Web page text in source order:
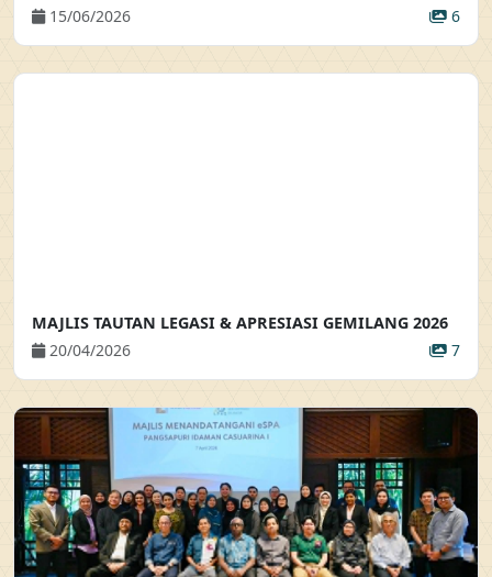
15/06/2026
6
MAJLIS TAUTAN LEGASI & APRESIASI GEMILANG 2026
20/04/2026
7